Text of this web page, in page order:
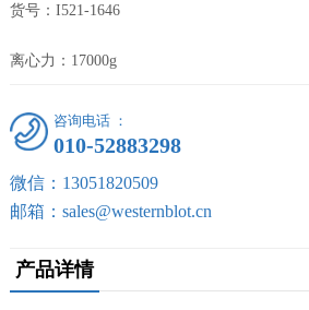
货号：I521-1646
离心力：17000g
咨询电话 ：
010-52883298
微信：13051820509
邮箱：sales@westernblot.cn
产品详情